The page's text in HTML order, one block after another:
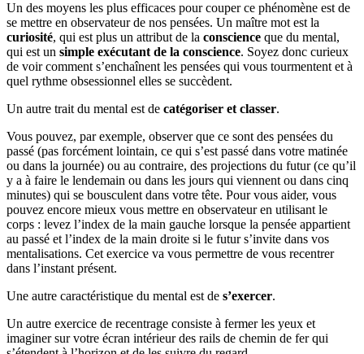
Un des moyens les plus efficaces pour couper ce phénomène est de
se mettre en observateur de nos pensées. Un maître mot est la
curiosité, qui est plus un attribut de la conscience que du mental,
qui est un simple exécutant de la conscience. Soyez donc curieux
de voir comment s’enchaînent les pensées qui vous tourmentent et à
quel rythme obsessionnel elles se succèdent.
Un autre trait du mental est de catégoriser et classer.
Vous pouvez, par exemple, observer que ce sont des pensées du
passé (pas forcément lointain, ce qui s’est passé dans votre matinée
ou dans la journée) ou au contraire, des projections du futur (ce qu’il
y a à faire le lendemain ou dans les jours qui viennent ou dans cinq
minutes) qui se bousculent dans votre tête. Pour vous aider, vous
pouvez encore mieux vous mettre en observateur en utilisant le
corps : levez l’index de la main gauche lorsque la pensée appartient
au passé et l’index de la main droite si le futur s’invite dans vos
mentalisations. Cet exercice va vous permettre de vous recentrer
dans l’instant présent.
Une autre caractéristique du mental est de s’exercer.
Un autre exercice de recentrage consiste à fermer les yeux et
imaginer sur votre écran intérieur des rails de chemin de fer qui